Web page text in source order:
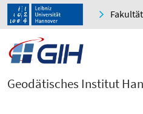
Fakultät
Geodätisches Institut